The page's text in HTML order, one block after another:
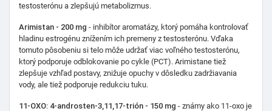
testosterónu a zlepšujú metabolizmus.
Arimistan - 200 mg - inhibítor aromatázy, ktorý pomáha kontrolovať
hladinu estrogénu znížením ich premeny z testosterónu. Vďaka
tomuto pôsobeniu si telo môže udržať viac voľného testosterónu,
ktorý podporuje odblokovanie po cykle (PCT). Arimistane tiež
zlepšuje vzhľad postavy, znižuje opuchy v dôsledku zadržiavania
vody, ale tiež podporuje redukciu tuku.
11-OXO: 4-androsten-3,11,17-trión - 150 mg - známy ako 11-oxo je